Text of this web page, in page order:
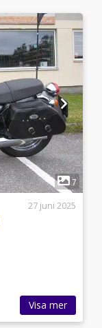
7
27 juni 2025
Visa mer